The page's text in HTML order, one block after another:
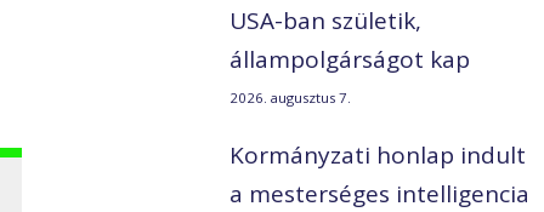
USA-ban születik,
állampolgárságot kap
2026. augusztus 7.
Kormányzati honlap indult
a mesterséges intelligencia